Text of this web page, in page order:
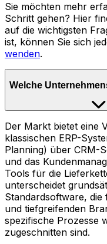
Sie möchten mehr
Schritt gehen? Hier
auf die wichtigsten
ist, können Sie sich
wenden.
Welche
Der Markt bietet eine
klassischen ERP-
Planning) über CRM-
und das
Tools für die
unterscheidet
Standardsoftware,
und tiefgreifenden
spezifische Prozesse
zugeschnitten sind.